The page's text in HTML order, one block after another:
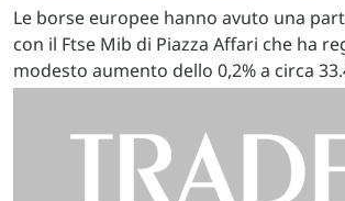
Le borse europee hanno avuto una
con il Ftse Mib di Piazza Affari che ha
modesto aumento dello 0,2% a circa